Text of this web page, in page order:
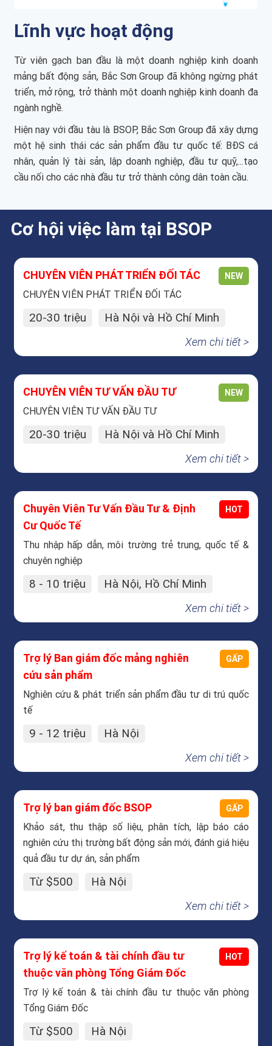
Lĩnh vực hoạt động
Từ viên gạch ban đầu là một doanh nghiệp kinh doanh
mảng bất động sản, Bắc Sơn Group đã không ngừng phát
triển, mở rộng, trở thành một doanh nghiệp kinh doanh đa
ngành nghề.
Hiện nay với đầu tàu là BSOP, Bắc Sơn Group đã xây dựng
một hệ sinh thái các sản phẩm đầu tư quốc tế: BĐS cá
nhân, quản lý tài sản, lập doanh nghiệp, đầu tư quỹ,...tạo
cầu nối cho các nhà đầu tư trở thành công dân toàn cầu.
Cơ hội việc làm tại BSOP
CHUYÊN VIÊN PHÁT TRIỂN ĐỐI TÁC NEW
CHUYÊN VIÊN PHÁT TRIỂN ĐỐI TÁC
20-30 triệu Hà Nội và Hồ Chí Minh
Xem chi tiết >
CHUYÊN VIÊN TƯ VẤN ĐẦU TƯ NEW
CHUYÊN VIÊN TƯ VẤN ĐẦU TƯ
20-30 triệu Hà Nội và Hồ Chí Minh
Xem chi tiết >
Chuyên Viên Tư Vấn Đầu Tư & Định
Cư Quốc Tế
HOT
Thu nhập hấp dẫn, môi trường trẻ trung, quốc tế &
chuyên nghiệp
8 - 10 triệu Hà Nội, Hồ Chí Minh
Xem chi tiết >
Trợ lý Ban giám đốc mảng nghiên
cứu sản phẩm
GẤP
Nghiên cứu & phát triển sản phẩm đầu tư di trú quốc
tế
9 - 12 triệu Hà Nội
Xem chi tiết >
Trợ lý ban giám đốc BSOP GẤP
Khảo sát, thu thập số liệu, phân tích, lập báo cáo
nghiên cứu thị trường bất động sản mới, đánh giá hiệu
quả đầu tư dự án, sản phẩm
Từ $500 Hà Nội
Xem chi tiết >
Trợ lý kế toán & tài chính đầu tư
thuộc văn phòng Tổng Giám Đốc
HOT
Trợ lý kế toán & tài chính đầu tư thuộc văn phòng
Tổng Giám Đốc
Từ $500 Hà Nội